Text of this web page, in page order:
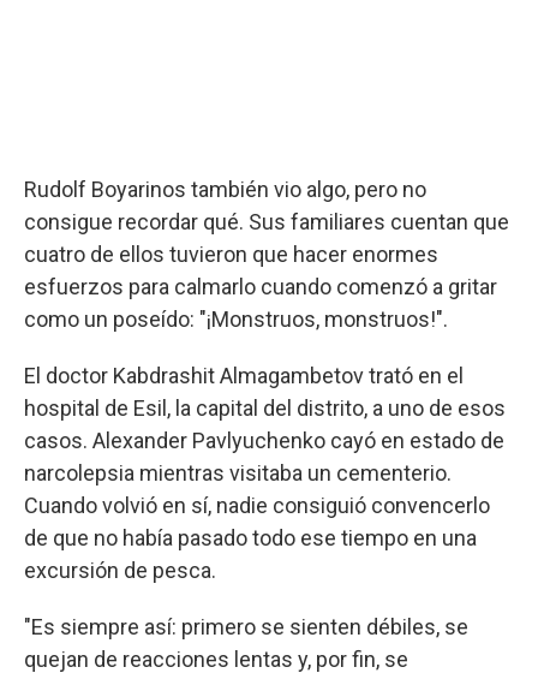
Rudolf Boyarinos también vio algo, pero no
consigue recordar qué. Sus familiares cuentan que
cuatro de ellos tuvieron que hacer enormes
esfuerzos para calmarlo cuando comenzó a gritar
como un poseído: "¡Monstruos, monstruos!".
El doctor Kabdrashit Almagambetov trató en el
hospital de Esil, la capital del distrito, a uno de esos
casos. Alexander Pavlyuchenko cayó en estado de
narcolepsia mientras visitaba un cementerio.
Cuando volvió en sí, nadie consiguió convencerlo
de que no había pasado todo ese tiempo en una
excursión de pesca.
"Es siempre así: primero se sienten débiles, se
quejan de reacciones lentas y, por fin, se